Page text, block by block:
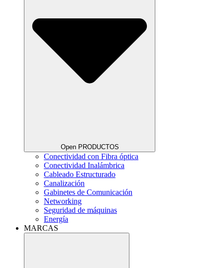
Open PRODUCTOS
Conectividad con Fibra óptica
Conectividad Inalámbrica
Cableado Estructurado
Canalización
Gabinetes de Comunicación
Networking
Seguridad de máquinas
Energía
MARCAS